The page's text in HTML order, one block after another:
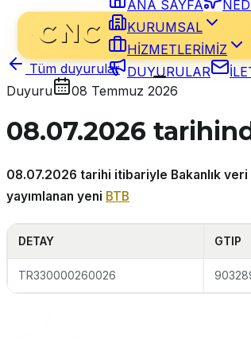
ANA SAYFA
KURUMSAL
HİZMETLERİMİZ
DUYURULAR
Tüm duyurular
Duyuru
08 Temmuz 2026
08.07.2026
08.07.2026 tarihi itibariyle Bakanlık veri
yayımlanan yeni BTB
DETAY GTIP
TR330000260026